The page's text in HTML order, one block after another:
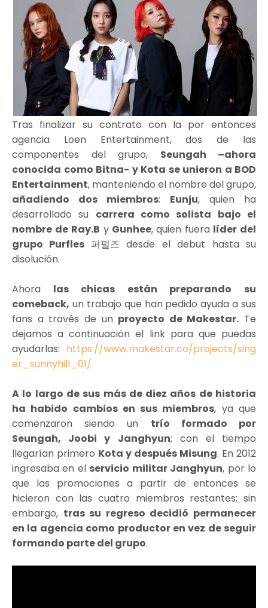
Tras finalizar su contrato con la por entonces
agencia Loen Entertainment, dos de las
componentes del grupo, Seungah –ahora
conocida como Bitna- y Kota se unieron a BOD
Entertainment, manteniendo el nombre del grupo,
añadiendo dos miembros: Eunju, quien ha
desarrollado su carrera como solista bajo el
nombre de Ray.B yGunhee, quien fuera líder del
grupo Purfles 퍼펄즈 desde el debut hasta su
disolución.
Ahora las chicas están preparando su
comeback, un trabajo que han pedido ayuda a sus
fans a través de un proyecto de Makestar. Te
dejamos a continuación el link para que puedas
ayudarlas: https://www.makestar.co/projects/sing
er_sunnyhill_01/
A lo largo de sus más de diez años de historia
ha habido cambios en sus miembros, ya que
comenzaron siendo un trío formado por
Seungah, Joobi y Janghyun; con el tiempo
llegarían primero Kota y después Misung. En 2012
ingresaba en el servicio militar Janghyun, por lo
que las promociones a partir de entonces se
hicieron con las cuatro miembros restantes; sin
embargo, tras su regreso decidió permanecer
en la agencia como productor en vez de seguir
formando parte del grupo.